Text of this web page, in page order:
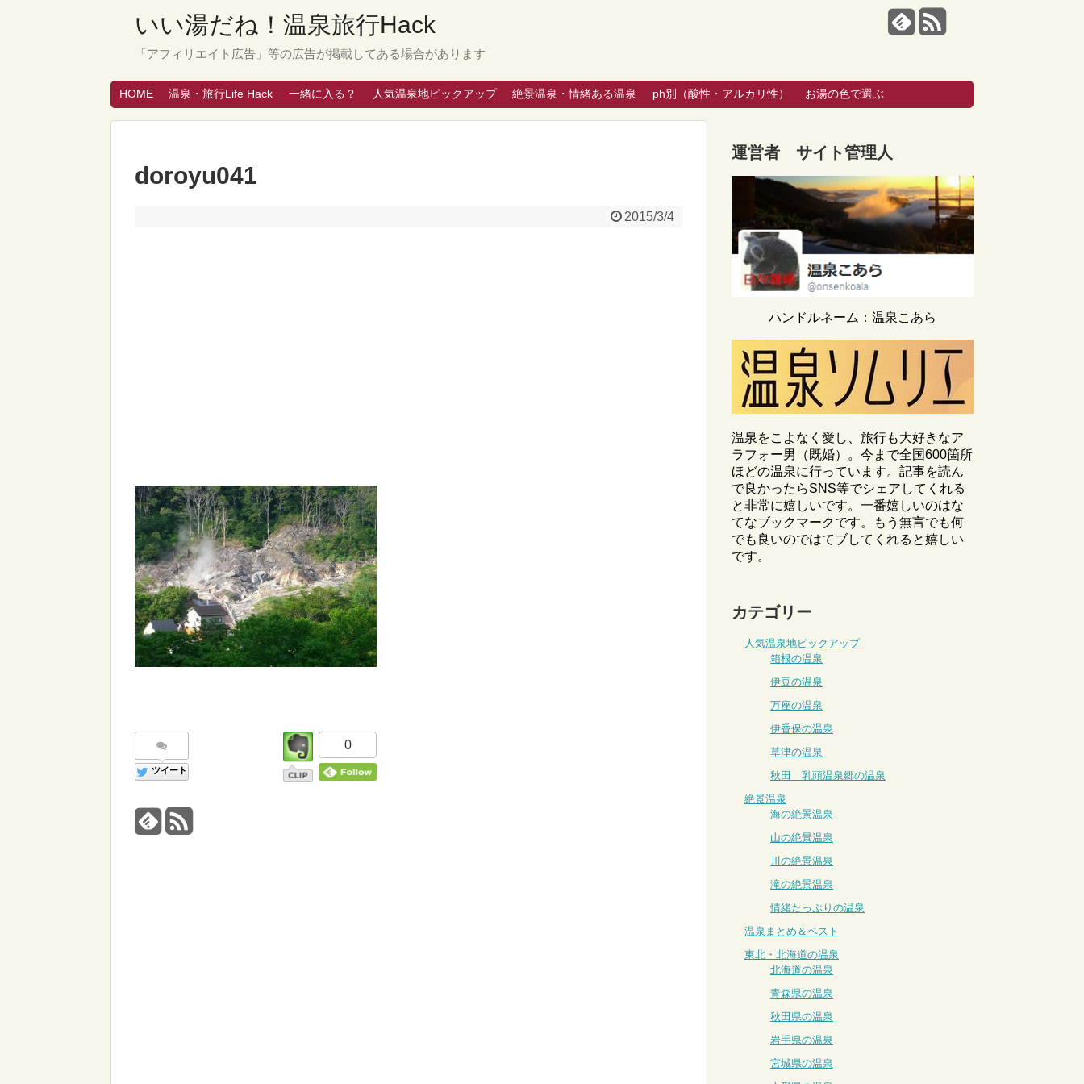
いい湯だね！温泉旅行Hack
「アフィリエイト広告」等の広告が掲載してある場合があります
HOME 温泉・旅行Life Hack 一緒に入る？ 人気温泉地ピックアップ 絶景温泉・情緒ある温泉 ph別（酸性・アルカリ性） お湯の色で選ぶ
doroyu041
2015/3/4
ツイート
0
運営者 サイト管理人
ハンドルネーム：温泉こあら
温泉をこよなく愛し、旅行も大好きなア
ラフォー男（既婚）。今まで全国600箇所
ほどの温泉に行っています。記事を読ん
で良かったらSNS等でシェアしてくれる
と非常に嬉しいです。一番嬉しいのはな
てなブックマークです。もう無言でも何
でも良いのではてブしてくれると嬉しい
です。
カテゴリー
人気温泉地ピックアップ
箱根の温泉
伊豆の温泉
万座の温泉
伊香保の温泉
草津の温泉
秋田 乳頭温泉郷の温泉
絶景温泉
海の絶景温泉
山の絶景温泉
川の絶景温泉
滝の絶景温泉
情緒たっぷりの温泉
温泉まとめ＆ベスト
東北・北海道の温泉
北海道の温泉
青森県の温泉
秋田県の温泉
岩手県の温泉
宮城県の温泉